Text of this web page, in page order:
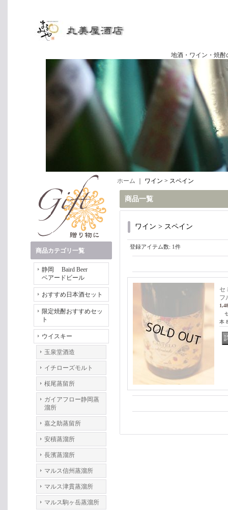
地酒・ワイン・焼酎の専門店
商品カテゴリ一覧
静岡 Baird Beer
ベアードビール
おすすめ日本酒セット
限定焼酎おすすめセッ
ト
ウイスキー
玉泉堂酒造
イチローズモルト
桜尾蒸留所
ガイアフロー静岡蒸
溜所
嘉之助蒸留所
安積蒸溜所
長濱蒸溜所
マルス信州蒸溜所
マルス津貫蒸溜所
マルス駒ヶ岳蒸溜所
ホーム ワイン > スペイン
商品一覧
ワイン > スペイン
登録アイテム数: 1件
セ
フ
本